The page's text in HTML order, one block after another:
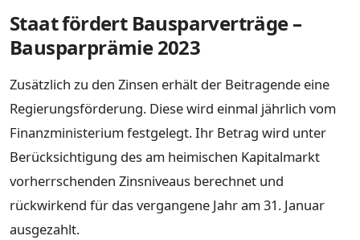
Staat fördert Bausparverträge –
Bausparprämie 2023
Zusätzlich zu den Zinsen erhält der Beitragende eine
Regierungsförderung. Diese wird einmal jährlich vom
Finanzministerium festgelegt. Ihr Betrag wird unter
Berücksichtigung des am heimischen Kapitalmarkt
vorherrschenden Zinsniveaus berechnet und
rückwirkend für das vergangene Jahr am 31. Januar
ausgezahlt.